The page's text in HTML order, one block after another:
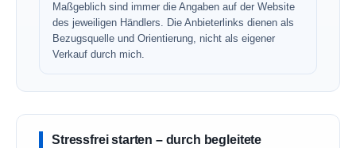
Maßgeblich sind immer die Angaben auf der Website
des jeweiligen Händlers. Die Anbieterlinks dienen als
Bezugsquelle und Orientierung, nicht als eigener
Verkauf durch mich.
Stressfrei starten – durch begleitete